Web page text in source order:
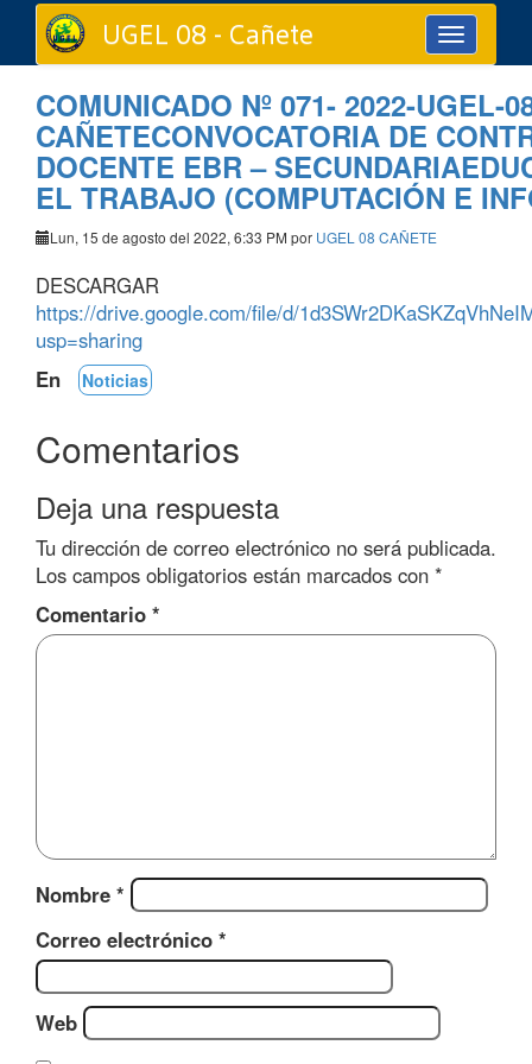
Toggle
navigation
UGEL 08 - Cañete
COMUNICADO Nº 071- 2022-UGEL-
CAÑETECONVOCATORIA DE
DOCENTE EBR –
EL TRABAJO (COMPUTACIÓN E
Lun, 15 de agosto del 2022, 6:33 PM por UGEL 08 CAÑETE
DESCARGAR
https://drive.google.com/file/d/
usp=sharing
En
Noticias
Comentarios
Deja una respuesta
Tu dirección de correo electrónico no será publicada.
Los campos obligatorios están marcados con *
Comentario *
Nombre *
Correo electrónico *
Web